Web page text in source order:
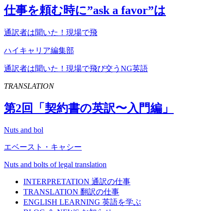
仕事を頼む時に”ask a favor”は
通訳者は聞いた！現場で飛
ハイキャリア編集部
通訳者は聞いた！現場で飛び交うNG英語
TRANSLATION
第2回「契約書の英訳〜入門編」
Nuts and bol
エベースト・キャシー
Nuts and bolts of legal translation
INTERPRETATION 通訳の仕事
TRANSLATION 翻訳の仕事
ENGLISH LEARNING 英語を学ぶ